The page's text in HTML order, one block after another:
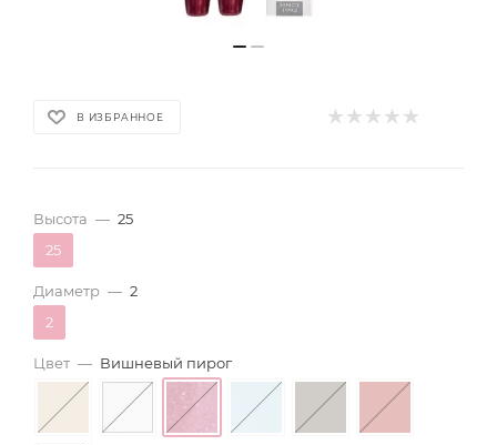
В ИЗБРАННОЕ
Высота — 25
25
Диаметр — 2
2
Цвет — Вишневый пирог